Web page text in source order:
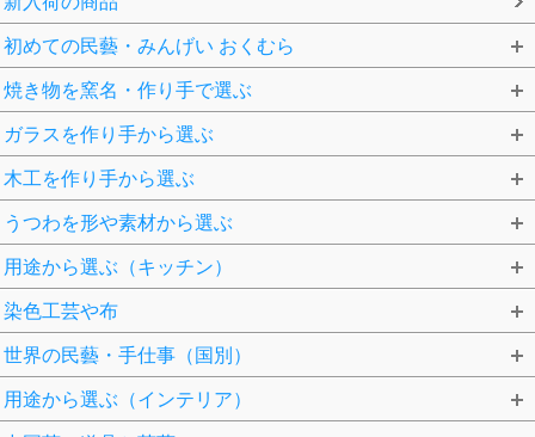
初めての民藝・みんげい おくむら
焼き物を窯名・作り手で選ぶ
ガラスを作り手から選ぶ
木工を作り手から選ぶ
うつわを形や素材から選ぶ
用途から選ぶ（キッチン）
染色工芸や布
世界の民藝・手仕事（国別）
用途から選ぶ（インテリア）